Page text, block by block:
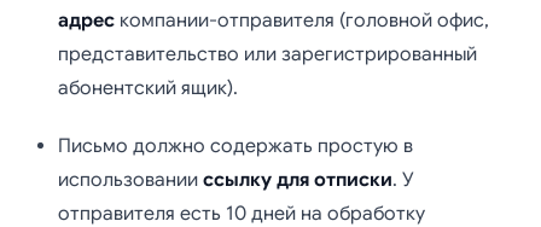
адрес компании-отправителя (головной офис,
представительство или зарегистрированный
абонентский ящик).
Письмо должно содержать простую в
использовании ссылку для отписки. У
отправителя есть 10 дней на обработку